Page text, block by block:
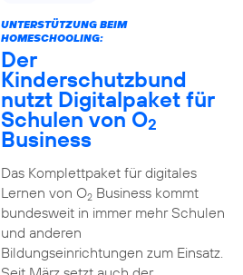
UNTERSTÜTZUNG BEIM
HOMESCHOOLING:
Der
Kinderschutzbund
nutzt Digitalpaket für
Schulen von O2
Business
Das Komplettpaket für digitales
Lernen von O2Business kommt
bundesweit in immer mehr Schulen
und anderen
Bildungseinrichtungen zum Einsatz.